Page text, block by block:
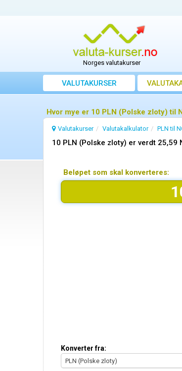
Norges valutakurser
VALUTAKURSER
Hvor mye er 10 PLN (Polske zloty) til
Valutakurser Valutakalkulator PLN til
10 PLN (Polske zloty) er verdt 25,59
Beløpet som skal konverteres:
Konverter fra:
PLN (Polske zloty)